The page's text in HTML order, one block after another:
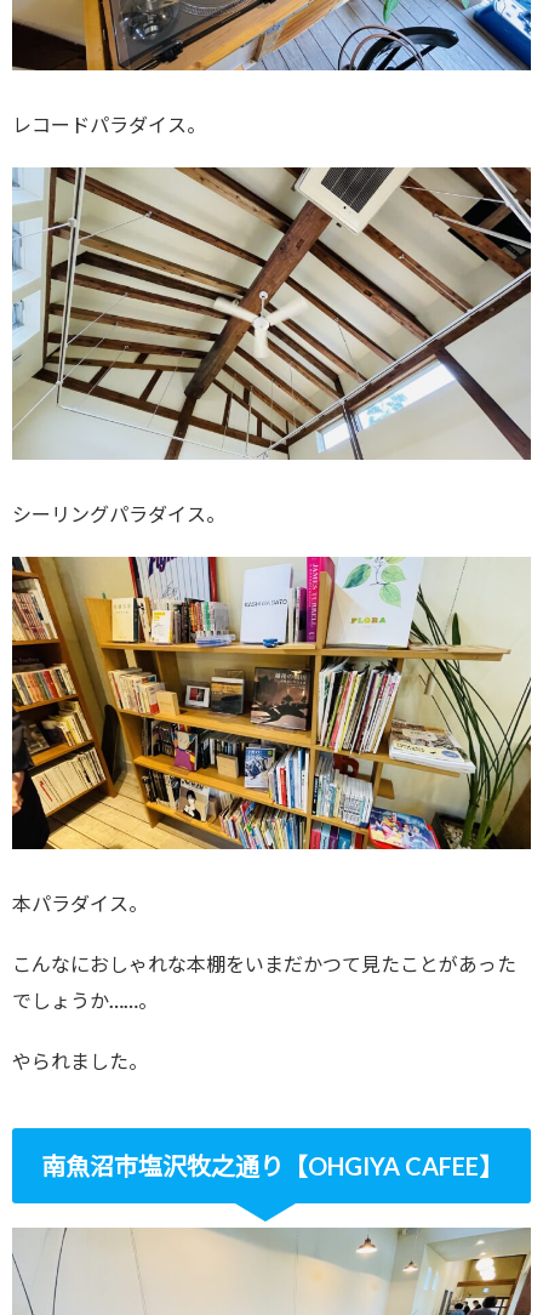
レコードパラダイス。
シーリングパラダイス。
本パラダイス。
こんなにおしゃれな本棚をいまだかつて見たことがあった
でしょうか……。
やられました。
南魚沼市塩沢牧之通り【OHGIYA CAFEE】